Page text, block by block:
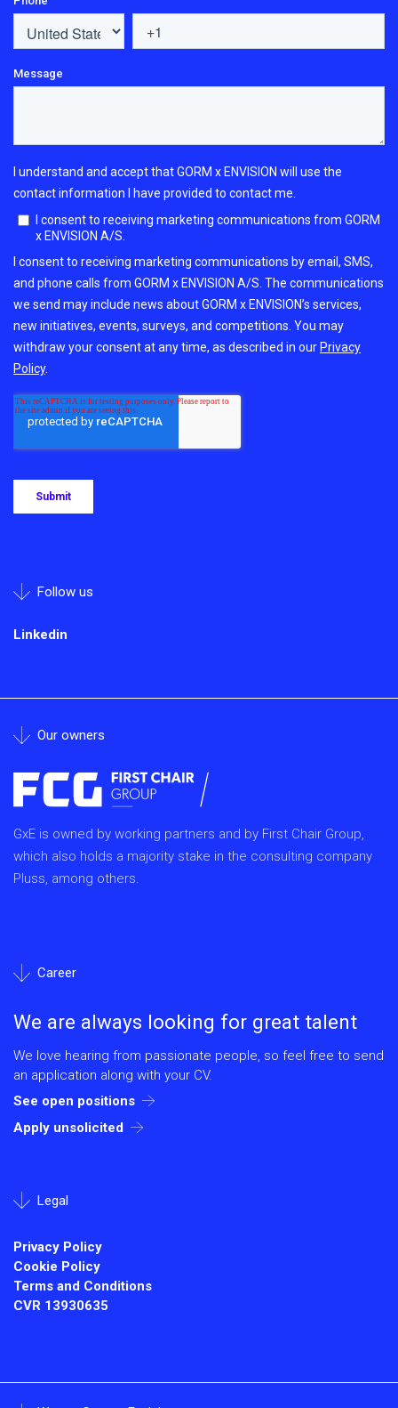
Follow us
Linkedin
Our owners
GxE is owned by working partners and by First Chair Group,
which also holds a majority stake in the consulting company
Pluss, among others.
Career
We are always looking for great talent
We love hearing from passionate people, so feel free to send
an application along with your CV.
See open positions
Apply unsolicited
Legal
Privacy Policy
Cookie Policy
Terms and Conditions
CVR 13930635